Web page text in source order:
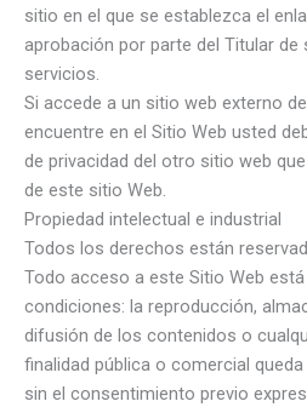
sitio en el que se establezca el
aprobación por parte del Titular
servicios.
Si accede a un sitio web externo
encuentre en el Sitio Web usted
de privacidad del otro sitio web
de este sitio Web.
Propiedad intelectual e industrial
Todos los derechos están
Todo acceso a este Sitio Web
condiciones: la reproducción,
difusión de los contenidos o
finalidad pública o comercial
sin el consentimiento previo